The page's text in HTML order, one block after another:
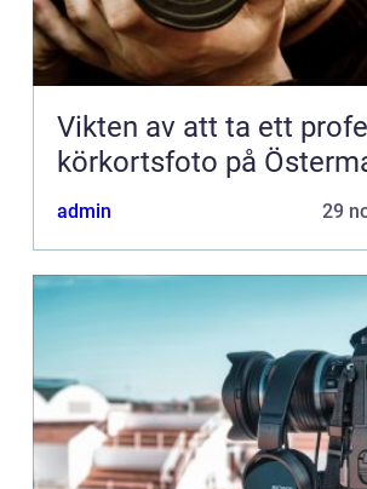
Vikten av att ta ett
körkortsfoto på
admin 29